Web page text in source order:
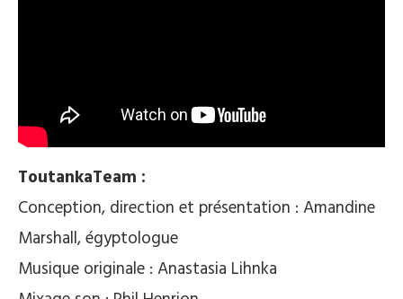
ToutankaTeam :
Conception, direction et présentation : Amandine
Marshall, égyptologue
Musique originale : Anastasia Lihnka